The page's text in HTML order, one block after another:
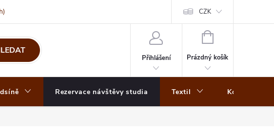
CZK
Přihlášení
NÁKUPNÍ
Prázdný košík
Rezervace návštěvy studia Textil Koberce